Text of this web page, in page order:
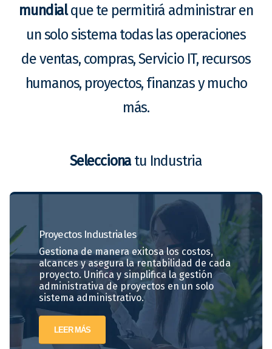
mundialque te permitirá administrar en
un solo sistema todas las operaciones
de ventas, compras, Servicio IT, recursos
humanos, proyectos, finanzas y mucho
más.
Seleccionatu Industria
ProyectosIndustriales
Gestiona de manera exitosa los costos,
alcances y asegura la rentabilidad de cada
proyecto. Unifica y simplifica la gestión
administrativa de proyectos en un solo
sistema administrativo.
LEER MÁS